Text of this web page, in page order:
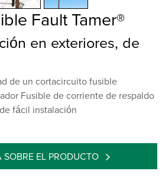
Fault Tamer®
en exteriores, de
de un cortacircuito fusible
Fusible de corriente de respaldo
fácil instalación
SOBRE EL PRODUCTO